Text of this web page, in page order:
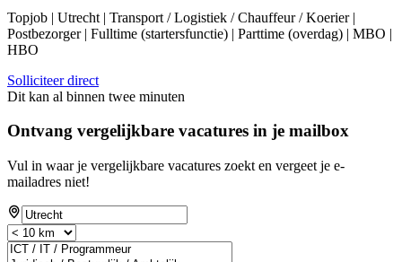
Topjob | Utrecht | Transport / Logistiek / Chauffeur / Koerier |
Postbezorger | Fulltime (startersfunctie) | Parttime (overdag) | MBO |
HBO
Solliciteer direct
Dit kan al binnen twee minuten
Ontvang vergelijkbare vacatures in je mailbox
Vul in waar je vergelijkbare vacatures zoekt en vergeet je e-
mailadres niet!